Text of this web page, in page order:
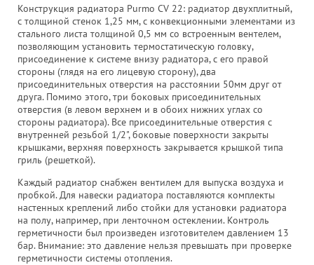
Конструкция радиатора Purmo CV 22: радиатор двухплитный,
с толщиной стенок 1,25 мм, с конвекционными элементами из
стального листа толщиной 0,5 мм со встроенным вентелем,
позволяющим установить термостатическую головку,
присоединение к системе внизу радиатора, с его правой
стороны (глядя на его лицевую сторону), два
присоединительных отверстия на расстоянии 50мм друг от
друга. Помимо этого, три боковых присоединительных
отверстия (в левом верхнем и в обоих нижних углах со
стороны радиатора). Все присоединительные отверстия с
внутренней резьбой 1/2", боковые поверхности закрыты
крышками, верхняя поверхность закрывается крышкой типа
гриль (решеткой).
Каждый радиатор снабжен вентилем для выпуска воздуха и
пробкой. Для навески радиатора поставляются комплекты
настенных креплений либо стойки для установки радиатора
на полу, например, при ленточном остеклении. Контроль
герметичности был произведен изготовителем давлением 13
бар. Внимание: это давление нельзя превышать при проверке
герметичности системы отопления.